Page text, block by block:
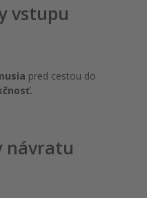
vstupu
pred cestou do
návratu